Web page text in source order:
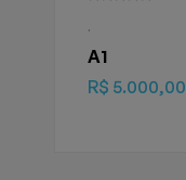
.
A1
R$ 5.000,00